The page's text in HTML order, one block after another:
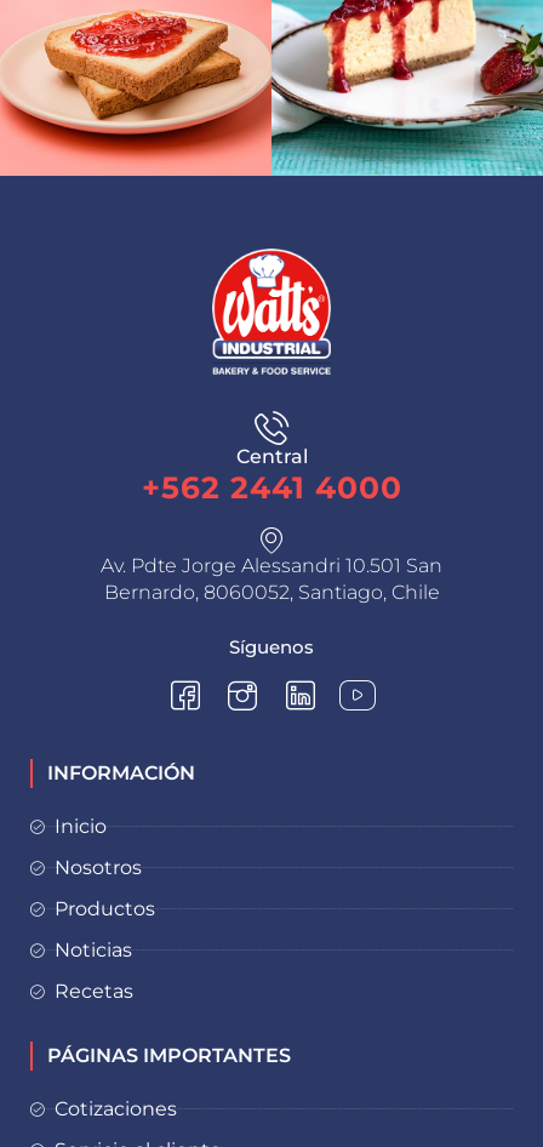
Central
+562 2441 4000
Av. Pdte Jorge Alessandri 10.501 San
Bernardo, 8060052, Santiago, Chile
Síguenos
INFORMACIÓN
Inicio
Nosotros
Productos
Noticias
Recetas
PÁGINAS IMPORTANTES
Cotizaciones